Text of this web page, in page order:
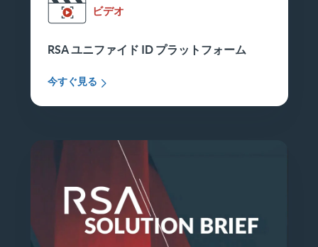
ビデオ
RSA ユニファイド ID プラットフォーム
今すぐ見る